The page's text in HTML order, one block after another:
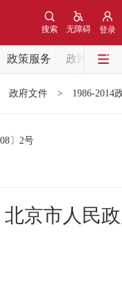
登录
无障碍
搜索
政策服务
政民互动
政府文件 > 1986-2014
〕 2号
北京市人民